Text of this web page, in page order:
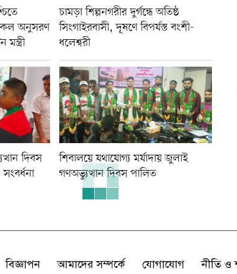
অনুসরণ
চামড়া শিল্পনগরীর দুর্গন্ধে অতিষ্ঠ
সিংগাইরবাসী, দূষণে বিপর্যস্ত বংশী-
ধলেশ্বরী
দিবস
শিবালয়ে যথাযোগ্য মর্যাদায় জুলাই
গণঅভ্যুত্থান দিবস পালিত
বিজ্ঞাপন আমাদের সম্পর্কে যোগাযোগ নীতি ও